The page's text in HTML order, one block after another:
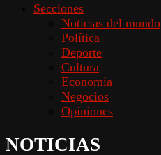
Secciones
Noticias del mundo
Política
Deporte
Cultura
Economía
Negocios
Opiniones
NOTICIAS